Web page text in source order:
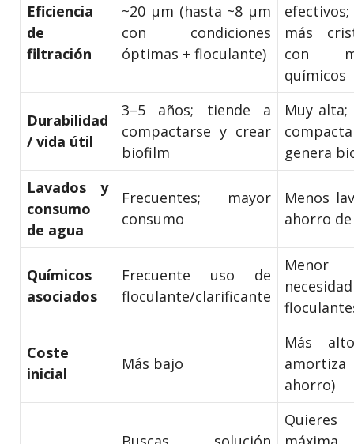
Eficiencia
de
filtración
~20 μm (hasta ~8 μm
con condiciones
óptimas + floculante)
más
con
químicos
Durabilidad
/ vida útil
3–5 años; tiende a
compactarse y crear
biofilm
Muy alta;
genera
Lavados y
consumo
de agua
Frecuentes; mayor
consumo
Menos
ahorro
Químicos
asociados
Frecuente uso de
floculante/clarificante
Menor
Coste
inicial
Más bajo
Más
ahorro)
Quieres